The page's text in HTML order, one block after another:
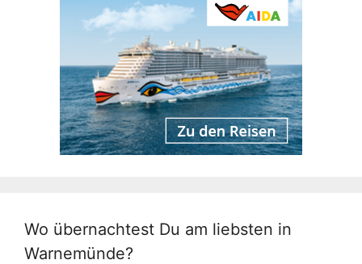
Wo übernachtest Du am liebsten in
Warnemünde?